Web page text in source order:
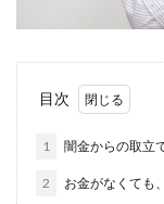
目次
1 闇金からの取立
2 お金がなくても